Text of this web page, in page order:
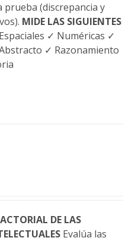
prueba (discrepancia y
MIDE LAS SIGUIENTES
✓ Numéricas ✓
✓ Razonamiento
DE LAS
Evalúa las